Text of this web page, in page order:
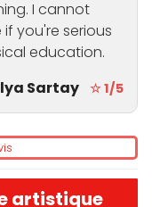
I cannot
you're serious
education.
Sartay ☆ 1/5
artistique